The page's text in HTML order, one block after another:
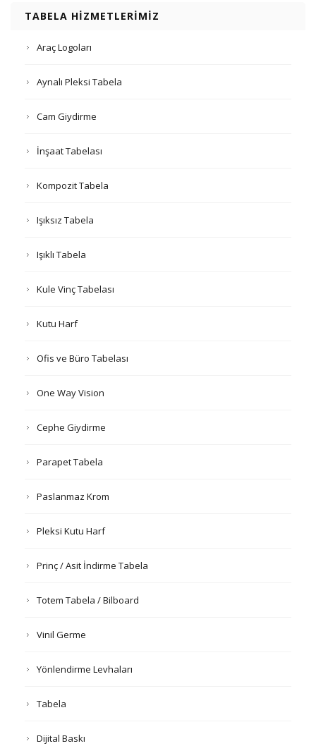
TABELA HIZMETLERIMIZ
Araç Logoları
Aynalı Pleksi Tabela
Cam Giydirme
İnşaat Tabelası
Kompozit Tabela
Işıksız Tabela
Işıklı Tabela
Kule Vinç Tabelası
Kutu Harf
Ofis ve Büro Tabelası
One Way Vision
Cephe Giydirme
Parapet Tabela
Paslanmaz Krom
Pleksi Kutu Harf
Prinç / Asit İndirme Tabela
Totem Tabela / Bilboard
Vinil Germe
Yönlendirme Levhaları
Tabela
Dijital Baskı